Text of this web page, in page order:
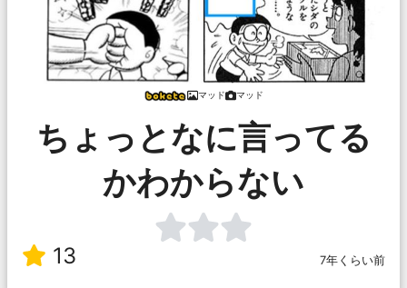
マッド マッド
ちょっとなに言ってる
かわからない
13 7年くらい前